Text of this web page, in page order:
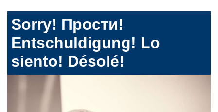
Sorry! Прости!
Entschuldigung! Lo
siento! Désolé!